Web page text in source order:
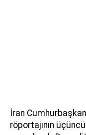
İran
röportajının